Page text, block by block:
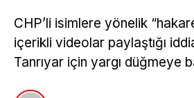
CHP’li isimlere yönelik
içerikli videolar paylaştığı
Tanrıyar için yargı düğmeye